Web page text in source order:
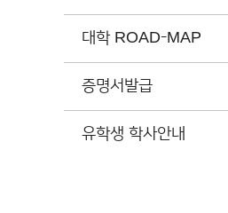
대학 ROAD-MAP
증명서발급
유학생 학사안내